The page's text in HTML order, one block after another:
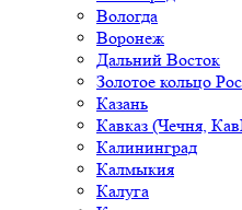
Вологда
Воронеж
Дальний Восток
Золотое кольцо
Казань
Кавказ (Чечня,
Калининград
Калмыкия
Калуга